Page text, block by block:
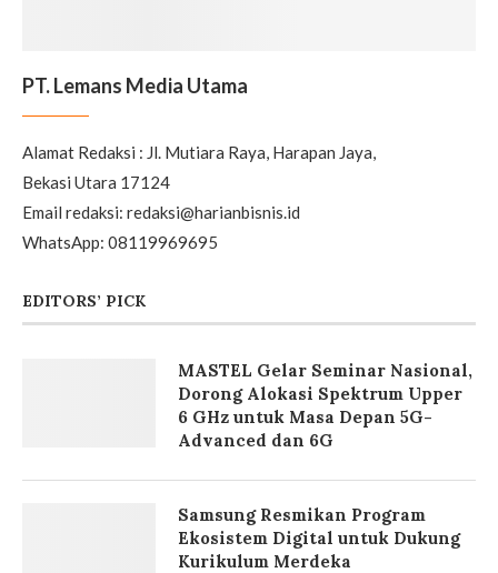
PT. Lemans Media Utama
Alamat Redaksi : Jl. Mutiara Raya, Harapan Jaya,
Bekasi Utara 17124
Email redaksi: redaksi@harianbisnis.id
WhatsApp: 08119969695
EDITORS’ PICK
MASTEL Gelar Seminar Nasional,
Dorong Alokasi Spektrum Upper
6 GHz untuk Masa Depan 5G-
Advanced dan 6G
Samsung Resmikan Program
Ekosistem Digital untuk Dukung
Kurikulum Merdeka